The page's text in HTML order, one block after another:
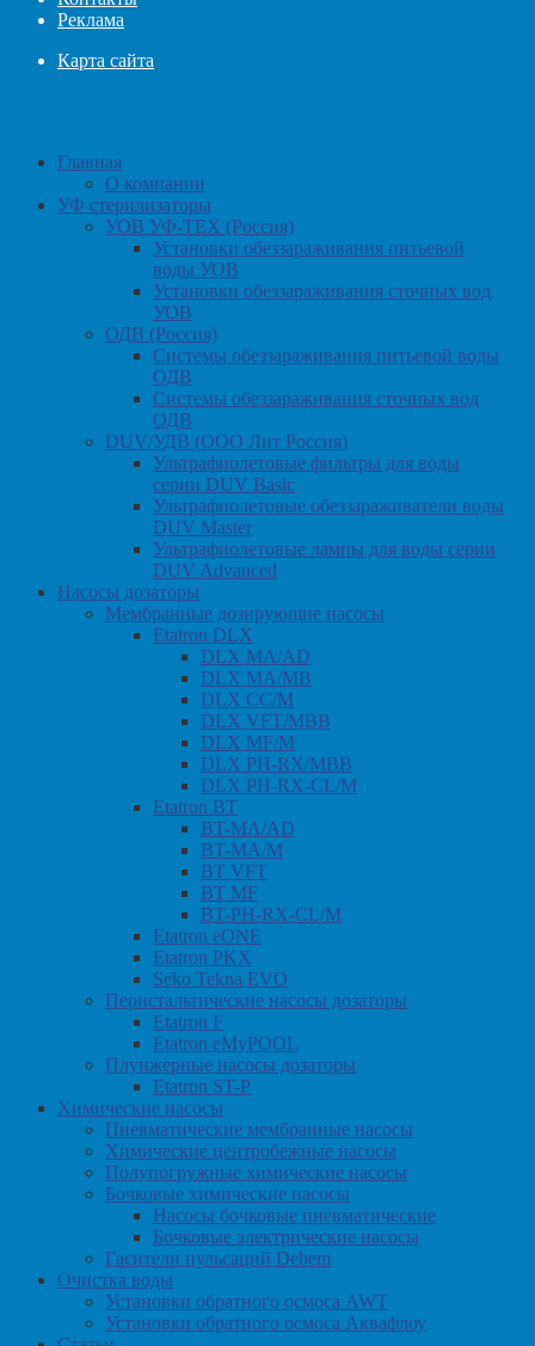
Реклама
Карта сайта
Главная
О компании
УФ стерилизаторы
УОВ УФ-ТЕХ (Россия)
Установки обеззараживания питьевой
воды УОВ
Установки обеззараживания сточных вод
УОВ
ОДВ (Россия)
Системы обеззараживания питьевой воды
ОДВ
Системы обеззараживания сточных вод
ОДВ
DUV/УДВ (ООО Лит Россия)
Ультрафиолетовые фильтры для воды
серии DUV Basic
Ультрафиолетовые обеззараживатели воды
DUV Master
Ультрафиолетовые лампы для воды серии
DUV Advanced
Насосы дозаторы
Мембранные дозирующие насосы
Etatron DLX
DLX MA/AD
DLX MA/MB
DLX CC/M
DLX VFT/MBB
DLX MF/M
DLX PH-RX/MBB
DLX PH-RX-CL/M
Etatron BT
BT-MA/AD
BT-MA/M
BT VFT
BT MF
BT-PH-RX-CL/M
Etatron eONE
Etatron PKX
Seko Tekna EVO
Перистальтические насосы дозаторы
Etatron F
Etatron eMyPOOL
Плунжерные насосы дозаторы
Etatron ST-P
Химические насосы
Пневматические мембранные насосы
Химические центробежные насосы
Полупогружные химические насосы
Бочковые химические насосы
Насосы бочковые пневматические
Бочковые электрические насосы
Гасители пульсаций Debem
Очистка воды
Установки обратного осмоса AWT
Установки обратного осмоса Аквафлоу